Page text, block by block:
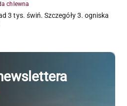
chlewna
3 tys. świń. Szczegóły 3. ogniska